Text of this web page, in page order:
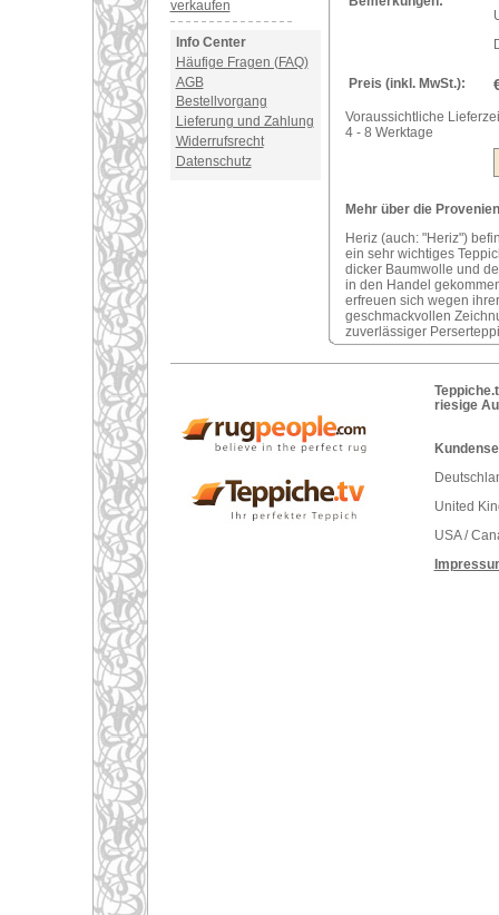
verkaufen
Info Center
Häufige Fragen (FAQ)
AGB
Bestellvorgang
Lieferung und Zahlung
Widerrufsrecht
Datenschutz
Preis (inkl. MwSt.):
Voraussichtliche
4 - 8 Werktage
Mehr über die
Heriz (auch: "Heriz")
ein sehr wichtiges
dicker Baumwolle und
in den Handel
erfreuen sich wegen
geschmackvollen
zuverlässiger
riesige
United
USA /